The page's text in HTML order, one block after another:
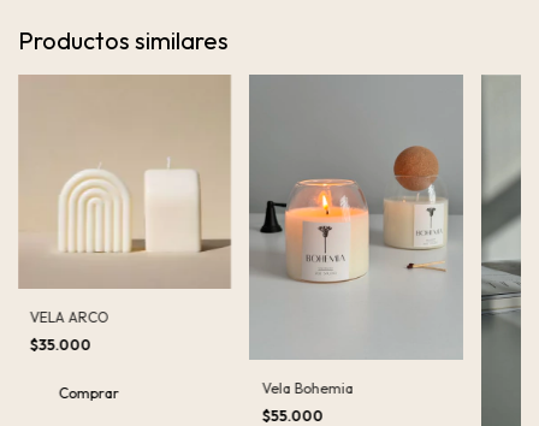
Productos similares
VELA ARCO
$35.000
Comprar
Vela Bohemia
$55.000